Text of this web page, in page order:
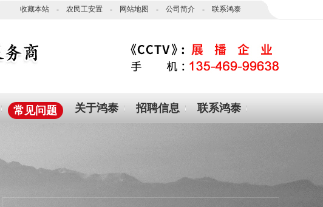
收藏本站 - 农民工安置 - 网站地图 - 公司简介 - 联系鸿泰
常见问题 关于鸿泰 招聘信息 联系鸿泰